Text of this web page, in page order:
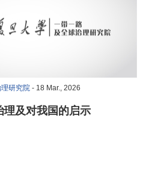
研究院 - 18 Mar., 2026
及对我国的启示